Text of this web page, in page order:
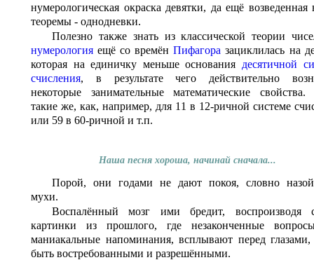
нумерологическая окраска девятки, да ещё возведенная
теоремы - однодневки.
Полезно также знать из классической теории
нумерология ещё со времён Пифагора зациклилась на
которая на единичку меньше основания десятичной
счисления, в результате чего действительно
некоторые занимательные математические свойства.
такие же, как, например, для 11 в 12-ричной системе
или 59 в 60-ричной и т.п.
Наша песня хороша, начинай сначала...
Порой, они годами не дают покоя, словно
мухи.
Воспалённый мозг ими бредит, воспроизводя
картинки из прошлого, где незаконченные
маниакальные напоминания, всплывают перед глазами,
быть востребованными и разрешёнными.